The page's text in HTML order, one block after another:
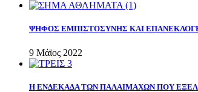
ΨΗΦΟΣ ΕΜΠΙΣΤΟΣΥΝΗΣ ΚΑΙ
9 Μάϊος 2022
Η ΕΝΔΕΚΑΔΑ ΤΩΝ ΠΑΛΑΙΜΑΧΩΝ ΠΟΥ